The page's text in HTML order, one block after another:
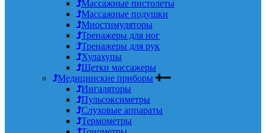
Массажные пистолеты
Массажные подушки
Миостимуляторы
Тренажеры для ног
Тренажеры для рук
Хулахупы
Щетки массажеры
Медицинские приборы
Ингаляторы
Пульсоксиметры
Слуховые аппараты
Термометры